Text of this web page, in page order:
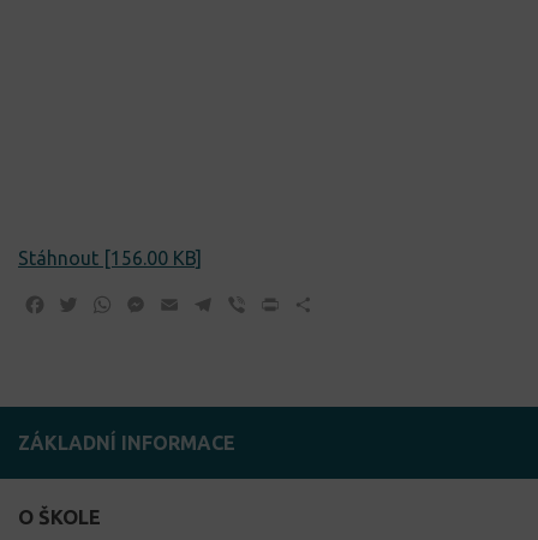
Stáhnout [156.00 KB]
Facebook
TwitterWhatsApp
Messenger
Email Telegram
Viber Print
ZÁKLADNÍ INFORMACE
O ŠKOLE